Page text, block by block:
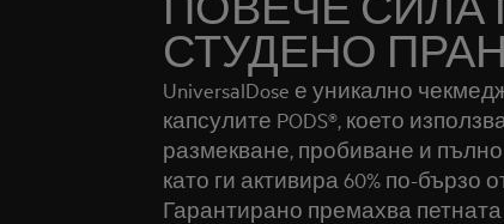
СТУДЕНО
UniversalDose е уникално
капсулите PODS®, което
размекване, пробиване и
като ги активира 60% по-бързо
Гарантирано премахва